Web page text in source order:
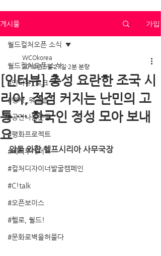
게시물 가입
월드컬처오픈 소식
#인터뷰_토크
#행사_워크숍
#공간나눔운동
#평화프로젝트
#베터투게더
#컬처디자이너발굴캠페인
#C!talk
#오픈보이스
#헬로, 월드!
#문화로벽을허물다
월드컬처오픈 소식
[인터뷰] 총성 요란한 조국 시
리아, 점점 커지는 난민의 고
통 … 한국인 정성 모아 보내
요
WCOkorea
2018년 6월 27일 2분 분량
압둘 와합 헬프시리아 사무국장